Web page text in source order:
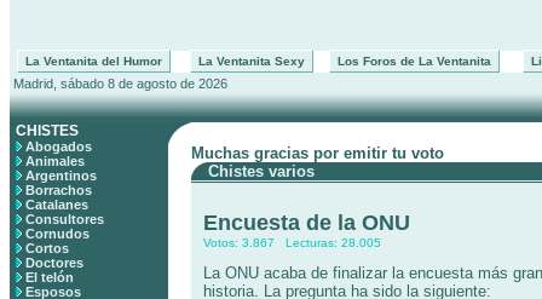
La Ventanita del Humor La Ventanita Sexy Los Foros de La Ventanita
Madrid, sábado 8 de agosto de 2026
CHISTES
Abogados
Animales
Argentinos
Borrachos
Catalanes
Consultores
Cornudos
Cortos
Doctores
El telón
Esposos
Muchas gracias por emitir tu voto
Chistes varios
Encuesta de la ONU
Votos: 3.867 Lecturas: 28.005
La ONU acaba de finalizar la encuesta más
historia. La pregunta ha sido la siguiente: